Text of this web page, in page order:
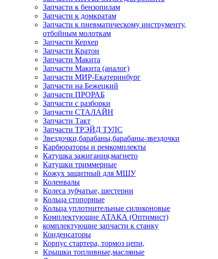
Запчасти к бензопилам
Запчасти к домкратам
Запчасти к пневматическому инструменту,
отбойным молоткам
Запчасти Керхер
Запчасти Кратон
Запчасти Макита
Запчасти Макита (аналог)
Запчасти МИР-Екатеринбург
Запчасти на Бежецкий
Запчасти ПРОРАБ
Запчасти с разборки
Запчасти СТАЛАЙН
Запчасти Такт
Запчасти ТРЭЙД ТУЛС
Звездочки,барабаны,барабаны-звездочки
Карбюраторы и ремкомплекты
Катушка зажигания,магнето
Катушки триммерные
Кожух защитный для МШУ
Коленвалы
Колеса зубчатые, шестерни
Кольца стопорные
Кольца уплотнительные силиконовые
Комплектующие АТАКА (Оптимист)
комплектующие запчасти к станку
Конденсаторы
Корпус стартера, тормоз цепи,
Крышки топливные,масляные